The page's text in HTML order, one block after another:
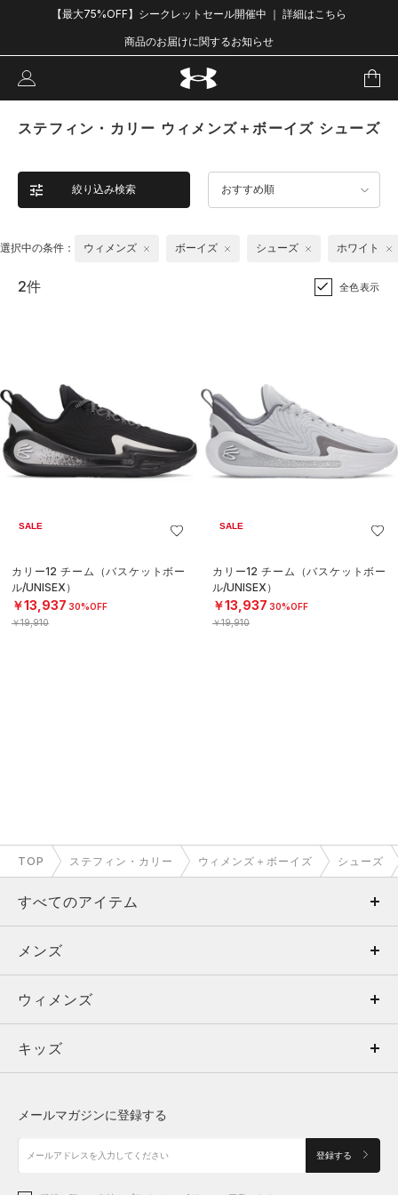
【最大75%OFF】シークレットセール開催中 ｜ 詳細はこちら
商品のお届けに関するお知らせ
ステフィン・カリー ウィメンズ＋ボーイズ シューズ
絞り込み検索 おすすめ順
選択中の条件： ウィメンズ ボーイズ シューズ ホワイト
2件 全色表示
SALE
カリー12 チーム（バスケットボー
ル/UNISEX）
￥13,937 30%OFF
￥19,910
SALE
カリー12 チーム（バスケットボー
ル/UNISEX）
￥13,937 30%OFF
￥19,910
TOP ステフィン・カリー ウィメンズ＋ボーイズ シューズ
すべてのアイテム
メンズ
ウィメンズ
キッズ
アクセサリー
メンズ
トップス
ボトムス
アクセサリー
ウィメンズ
トップス
シューズ
キッズ
メールマガジンに登録する
登録する